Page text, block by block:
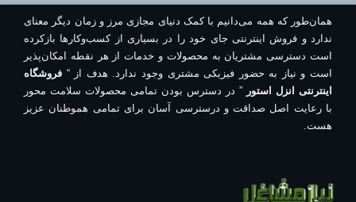
همان‌طور که همه می‌دانیم با کمک دنیای مجازی مرز و زمان دیگر معنای
ندارد و فروش اینترنتی جای خود را در بسیاری از کسب‌وکارها بازکرده
است دسترسی مشتریان به محصولات و خدمات از هر نقطه امکان‌پذیر
است و نیاز به حضور فیزیکی مشتری وجود ندارد. هدف از “ فروشگاه
اینترنتی انزل استور ” در دسترس بودن تمامی محصولات سلامت محور
با رعایت اصل صداقت و درسترسی آسان برای تمامی هموطنان عزیز
هست.